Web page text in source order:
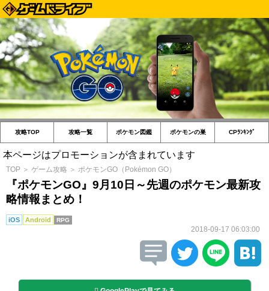
攻略TOP 攻略一覧 ポケモン図鑑 ポケモンの巣 CPﾗﾝｷﾝｸﾞ
本ページはプロモーションが含まれています
TOP ＞ ゲーム攻略 ＞ ポケモンGO（Pokémon GO）
『ポケモンGO』9月10日～先週のポケモン最新攻
略情報まとめ！
iOS Android RPG
2018-09-17 06:03:00